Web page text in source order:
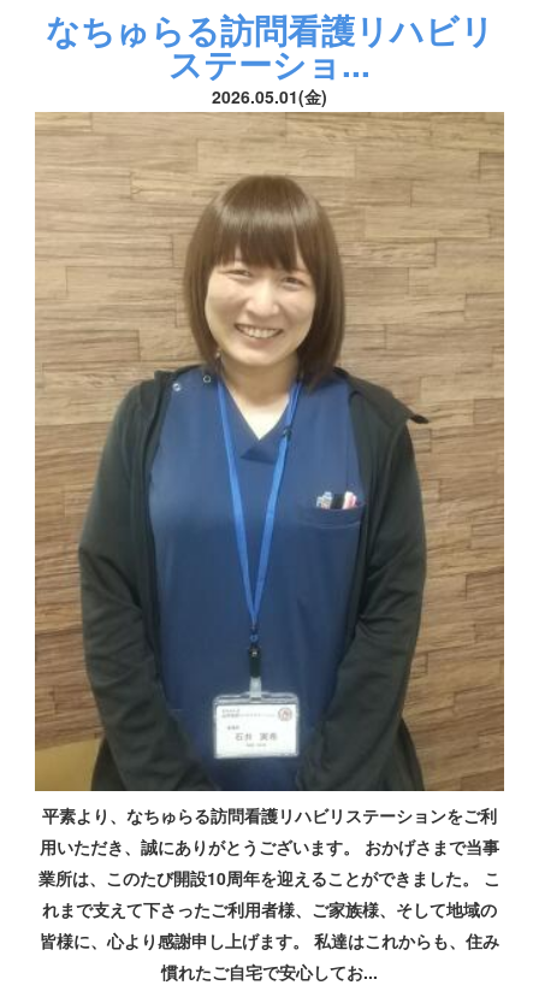
なちゅらる訪問看護リハビリ
ステーショ...
2026.05.01(金)
平素より、なちゅらる訪問看護リハビリステーションをご利
用いただき、誠にありがとうございます。 おかげさまで当事
業所は、このたび開設10周年を迎えることができました。 こ
れまで支えて下さったご利用者様、ご家族様、そして地域の
皆様に、心より感謝申し上げます。 私達はこれからも、住み
慣れたご自宅で安心してお...